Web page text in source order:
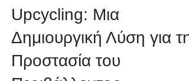
nota19
27 Οκτ 2024
διαβάστηκε 2 λεπτά
Upcycling: Μια
Δημιουργική Λύση για